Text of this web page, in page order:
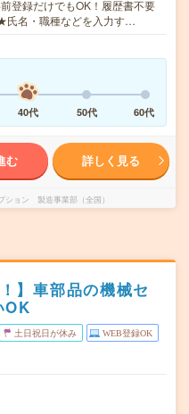
登録だけでもOK！履歴書不要
氏名・職種などを入力す…
40代 50代 60代
む 詳しく見る
ション 製造事業部（全国）
】車部品の機械セ
OK
土日祝日が休み WEB登録OK